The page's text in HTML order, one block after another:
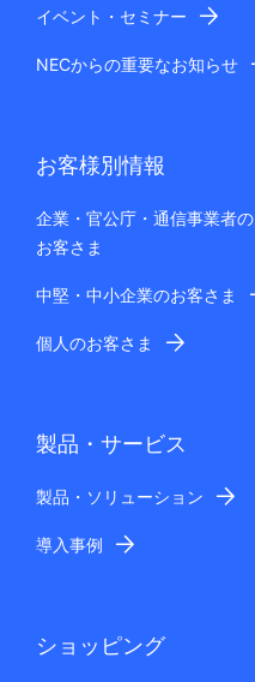
イベント・セミナー
NECからの重要なお知らせ
お客様別情報
企業・官公庁・通信事業者の
お客さま
中堅・中小企業のお客さま
個人のお客さま
製品・サービス
製品・ソリューション
導入事例
ショッピング